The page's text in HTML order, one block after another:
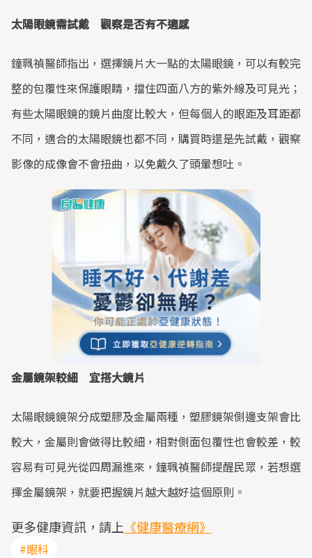
太陽眼鏡需試戴 觀察是否有不適感
鐘珮禎醫師指出，選擇鏡片大一點的太陽眼鏡，可以有較完
整的包覆性來保護眼睛，擋住四面八方的紫外線及可見光；
有些太陽眼鏡的鏡片曲度比較大，但每個人的眼距及耳距都
不同，適合的太陽眼鏡也都不同，購買時還是先試戴，觀察
影像的成像會不會扭曲，以免戴久了頭暈想吐。
金屬鏡架較細 宜搭大鏡片
太陽眼鏡鏡架分成塑膠及金屬兩種，塑膠鏡架側邊支架會比
較大，金屬則會做得比較細，相對側面包覆性也會較差，較
容易有可見光從四周漏進來，鐘珮禎醫師提醒民眾，若想選
擇金屬鏡架，就要把握鏡片越大越好這個原則。
更多健康資訊，請上 《健康醫療網》
#眼科